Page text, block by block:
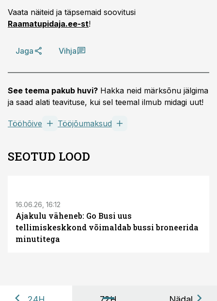
Vaata näiteid ja täpsemaid soovitusi
Raamatupidaja.ee-st!
Jaga Vihja
See teema pakub huvi? Hakka neid märksõnu jälgima
ja saad alati teavituse, kui sel teemal ilmub midagi uut!
Tööhõive Tööjõumaksud
SEOTUD LOOD
16.06.26, 16:12
Ajakulu väheneb: Go Busi uus
tellimiskeskkond võimaldab bussi broneerida
minutitega